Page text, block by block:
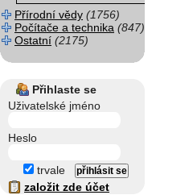
Přírodní vědy (1756)
Počítače a technika (847)
Ostatní (2175)
Přihlaste se
Uživatelské jméno
Heslo
trvale
založit zde účet